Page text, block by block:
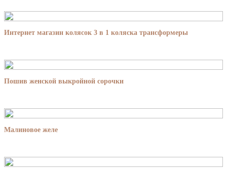
Интернет магазин колясок 3 в 1 коляска трансформеры
Пошив женской выкройной сорочки
Малиновое желе